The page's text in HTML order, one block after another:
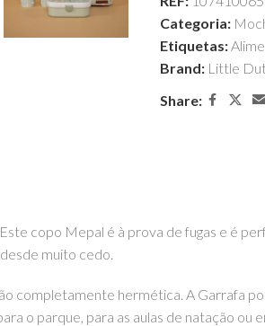
Categoria:
Etiquetas:
Brand: Little
Share:
copo Mepal é à prova de fugas e é
muito cedo.
completamente hermética. A Garrafa
o parque, para as aulas de natação ou